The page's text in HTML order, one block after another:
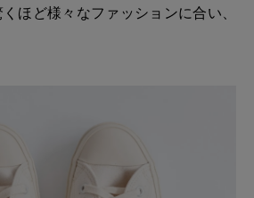
ほど様々なファッションに合い、